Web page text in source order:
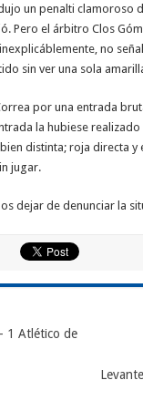
un penalti clamoroso
Pero el árbitro Clos
no
sin ver una sola
por una entrada
la hubiese
distinta; roja directa y
jugar.
dejar de denunciar la
1 Atlético de